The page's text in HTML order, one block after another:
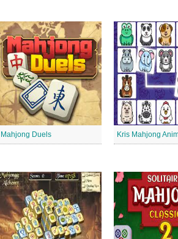
Mahjong Duels Kris Mahjong